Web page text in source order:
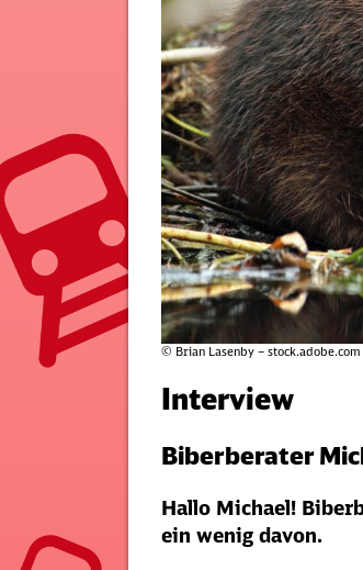
© Brian Lasenby –
Interview
Biberberater
Hallo Michael!
ein wenig davon.